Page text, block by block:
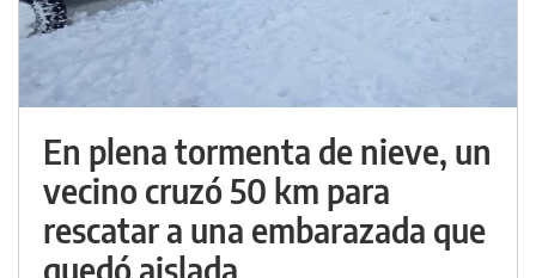
En plena tormenta de nieve, un
vecino cruzó 50 km para
rescatar a una embarazada que
quedó aislada